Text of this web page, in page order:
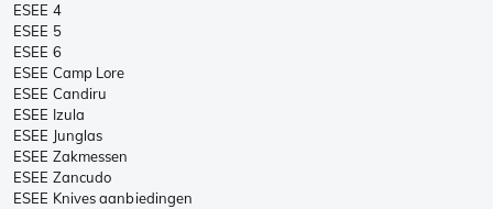
ESEE 4
ESEE 5
ESEE 6
ESEE Camp Lore
ESEE Candiru
ESEE Izula
ESEE Junglas
ESEE Zakmessen
ESEE Zancudo
ESEE Knives aanbiedingen